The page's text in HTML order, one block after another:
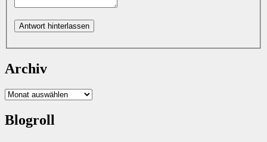
Archiv
Archiv
Blogroll